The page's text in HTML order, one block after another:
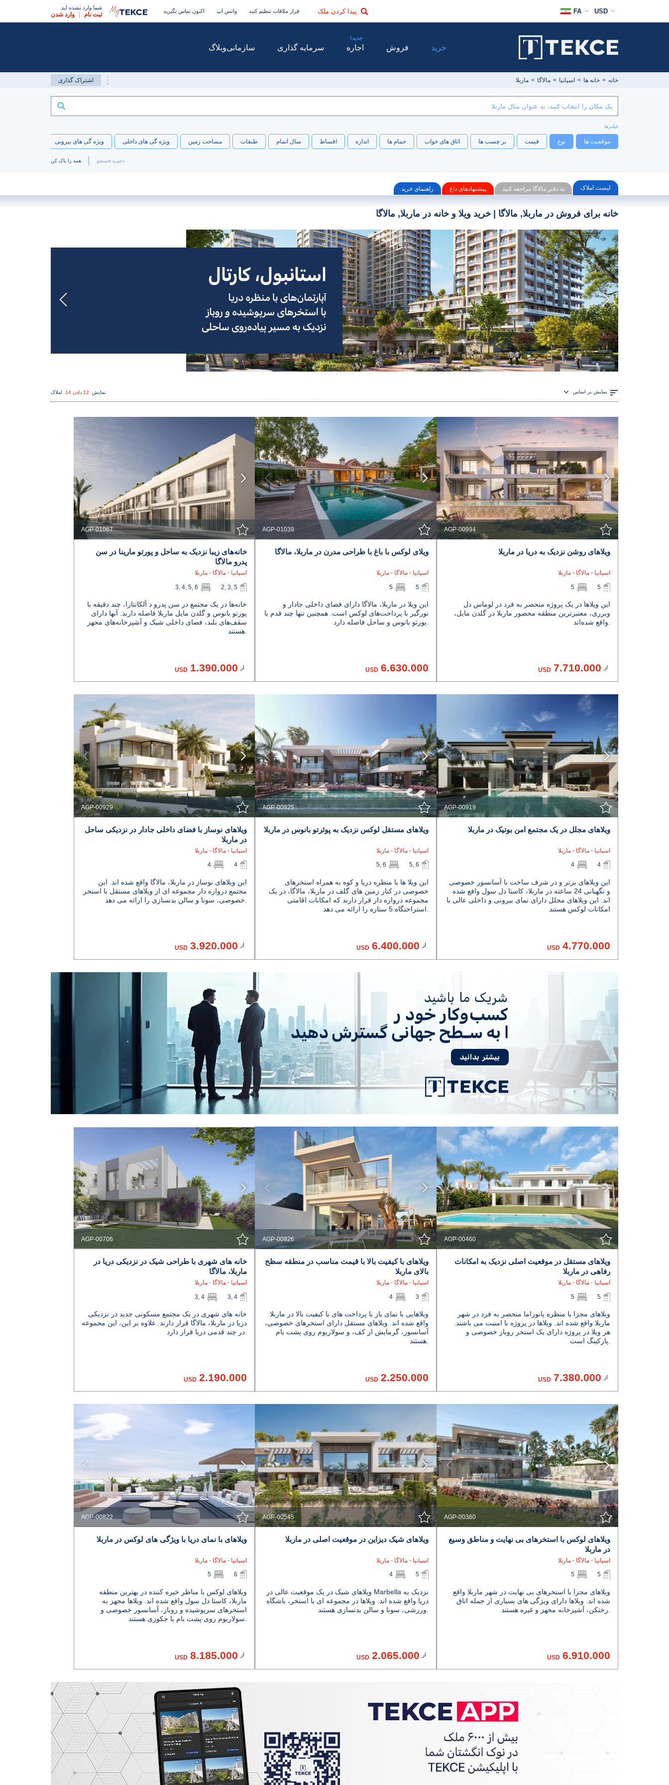
خانه خانه ها اسپانیا مالاگا ماربلا اشتراک گذاری
فیلترها
موقعیت ها نوع قیمت بر چسب ها اتاق های خواب حمام ها اندازه اقساط سال اتمام طبقات مساحت زمین ویژه گی های داخلی ویژه گی های بیرونی
همه را پاک کن ذخیره جستجو
لیست املاک به دفتر مالاگا مراجعه کنید پیشنهادهای داغ راهنمای خرید
خانه برای فروش در ماربلا, مالاگا | خرید ویلا و خانه در ماربلا, مالاگا
نمایش بر اساس نمایش 12 دادن 14 املاک
مشاهده جزئیات
با نمایندگی تماس بگیرید
AGP-01067
خانه‌های زیبا نزدیک به ساحل و پورتو مارینا در سن
پدرو مالاگا
اسپانیا - مالاگا - ماربلا
3, 4, 5, 6 2, 3, 5
خانه‌ها در یک مجتمع در سن پدرو د آلکانتارا، چند دقیقه با
پورتو بانوس و گلدن مایل ماربلا فاصله دارند. آنها دارای
سقف‌های بلند، فضای داخلی شیک و آشپزخانه‌های مجهز
هستند.
از 1.390.000
USD
مشاهده جزئیات
با نمایندگی تماس بگیرید
AGP-01039
ویلای لوکس با باغ با طراحی مدرن در ماربلا، مالاگا
اسپانیا - مالاگا - ماربلا
5 5
این ویلا در ماربلا، مالاگا دارای فضای داخلی جادار و
نورگیر با پرداخت‌های لوکس است. همچنین تنها چند قدم با
پورتو بانوس و ساحل فاصله دارد.
6.630.000
USD
AGP-00994
ویلاهای روشن نزدیک به دریا در ماربلا
اسپانیا - مالاگا - ماربلا
5 5
این ویلاها در یک پروژه منحصر به فرد در لوماس دل
ویرری، معتبرترین منطقه محصور ماربلا در گلدن مایل،
واقع شده‌اند.
از 7.710.000
USD
مشاهده جزئیات
با نمایندگی تماس بگیرید
AGP-00929
ویلاهای نوساز با فضای داخلی جادار در نزدیکی ساحل
در ماربلا
اسپانیا - مالاگا - ماربلا
4 4
این ویلاهای نوساز در ماربلا، مالاگا واقع شده اند. این
مجتمع دروازه دار مجموعه ای از ویلاهای مستقل با استخر
از 3.920.000
USD
مشاهده جزئیات
با نمایندگی تماس بگیرید
AGP-00925
ویلاهای مستقل لوکس نزدیک به پوئرتو بانوس در ماربلا
اسپانیا - مالاگا - ماربلا
5, 6 5, 6
این ویلا ها با منظره دریا و کوه به همراه استخرهای
خصوصی در کنار زمین های گلف در ماربلا، مالاگا، در یک
مجموعه دروازه دار قرار دارند که امکانات اقامتی
از 6.400.000
USD
AGP-00919
ویلاهای مجلل در یک مجتمع امن بوتیک در ماربلا
اسپانیا - مالاگا - ماربلا
4 4
این ویلاهای برتر و در شرف ساخت با آسانسور خصوصی
و نگهبانی 24 ساعته در ماربلا، کاستا دل سول واقع شده
اند. این ویلاهای مجلل دارای نمای بیرونی و داخلی عالی با
امکانات لوکس هستند
4.770.000
USD
مشاهده جزئیات
با نمایندگی تماس بگیرید
AGP-00706
خانه های شهری با طراحی شیک در نزدیکی دریا در
ماربلا، مالاگا
اسپانیا - مالاگا - ماربلا
3, 4 3, 4
خانه های شهری در یک مجتمع مسکونی جدید در نزدیکی
دریا در ماربلا، مالاگا قرار دارند. علاوه بر این، این مجموعه
2.190.000
USD
مشاهده جزئیات
با نمایندگی تماس بگیرید
AGP-00826
ویلاهای با کیفیت بالا با قیمت مناسب در منطقه سظح
بالای ماربلا
اسپانیا - مالاگا - ماربلا
4 3
ویلاهایی با نمای باز با پرداخت های با کیفیت بالا در ماربلا
واقع شده اند. ویلاهای مستقل دارای استخرهای خصوصی،
آسانسور، گرمایش از کف، و سولاریوم روی پشت بام
2.250.000
USD
AGP-00460
ویلاهای مستقل در موقعیت اصلی نزدیک به امکانات
رفاهی در ماربلا
اسپانیا - مالاگا - ماربلا
5 5
ویلاهای مجزا با منظره پانوراما منحصر به فرد در شهر
ماربلا واقع شده اند. ویلاها در پروژه با امنیت می باشند.
هر ویلا در پروژه دارای یک استخر روباز خصوصی و
از 7.380.000
USD
با نمایندگی تماس بگیرید
AGP-00822
ویلاهای با نمای دریا با ویژگی های لوکس در ماربلا
اسپانیا - مالاگا - ماربلا
5 6
ویلاهای لوکس با مناظر خیره کننده در بهترین منطقه
ماربلا، کاستا دل سول واقع شده اند. ویلاها مجهز به
استخرهای سرپوشیده و روباز، آسانسور خصوصی و
از 8.185.000
USD
مشاهده جزئیات
با نمایندگی تماس بگیرید
AGP-00545
ویلاهای شیک دیزاین در موقعیت اصلی در ماربلا
اسپانیا - مالاگا - ماربلا
4 5
ویلاهای شیک در یک موقعیت عالی در Marbella نزدیک به
دریا واقع شده اند. ویلاها در مجموعه ای با استخر، باشگاه
از 2.065.000
USD
AGP-00360
ویلاهای لوکس با استخرهای بی نهایت و مناطق وسیع
در ماربلا
اسپانیا - مالاگا - ماربلا
5 5
ویلاهای مجزا با استخرهای بی نهایت در شهر ماربلا واقع
شده اند. ویلاها دارای ویژگی های بسیاری از جمله اتاق
6.910.000
USD
USD
FA
خرید فروش اجاره سرمایه گذاری سازمانیوبلاگ
پیدا کردن ملک اکنون تماس بگیرید واتس اپ قرار ملاقات تنظیم کنید
شما وارد نشده اید.
ثبت نام وارد شدن